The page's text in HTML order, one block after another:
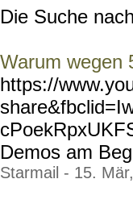
Die Suche
Warum wegen
https://
Demos am
Starmail - 15.